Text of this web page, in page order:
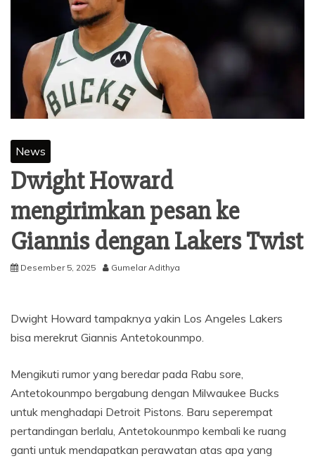
News
Dwight Howard
mengirimkan pesan ke
Giannis dengan Lakers Twist
Desember 5, 2025 Gumelar Adithya
Dwight Howard tampaknya yakin Los Angeles Lakers
bisa merekrut Giannis Antetokounmpo.
Mengikuti rumor yang beredar pada Rabu sore,
Antetokounmpo bergabung dengan Milwaukee Bucks
untuk menghadapi Detroit Pistons. Baru seperempat
pertandingan berlalu, Antetokounmpo kembali ke ruang
ganti untuk mendapatkan perawatan atas apa yang